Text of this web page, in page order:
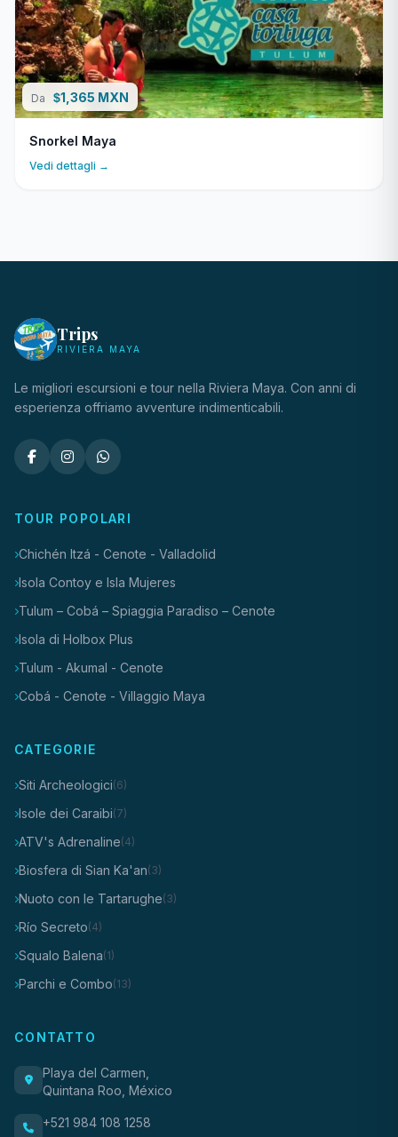
Da $1,365 MXN
Snorkel Maya
Vedi dettagli →
Trips
RIVIERA MAYA
Le migliori escursioni e tour nella Riviera Maya. Con anni di
esperienza offriamo avventure indimenticabili.
TOUR POPOLARI
Chichén Itzá - Cenote - Valladolid
Isola Contoy e Isla Mujeres
Tulum – Cobá – Spiaggia Paradiso – Cenote
Isola di Holbox Plus
Tulum - Akumal - Cenote
Cobá - Cenote - Villaggio Maya
CATEGORIE
Siti Archeologici(6)
Isole dei Caraibi(7)
ATV's Adrenaline(4)
Biosfera di Sian Ka'an(3)
Nuoto con le Tartarughe(3)
Río Secreto(4)
Squalo Balena(1)
Parchi e Combo(13)
CONTATTO
Playa del Carmen,
Quintana Roo, México
+521 984 108 1258